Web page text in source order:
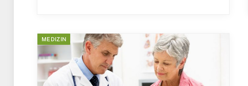
MEDIZIN